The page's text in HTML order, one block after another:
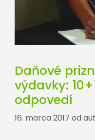
Daňové
výdavky:
odpovedí
16. marca 2017 od